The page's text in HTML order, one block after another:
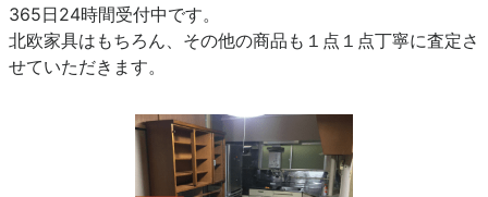
365日24時間受付中です。
北欧家具はもちろん、その他の商品も１点１点丁寧に査定さ
せていただきます。